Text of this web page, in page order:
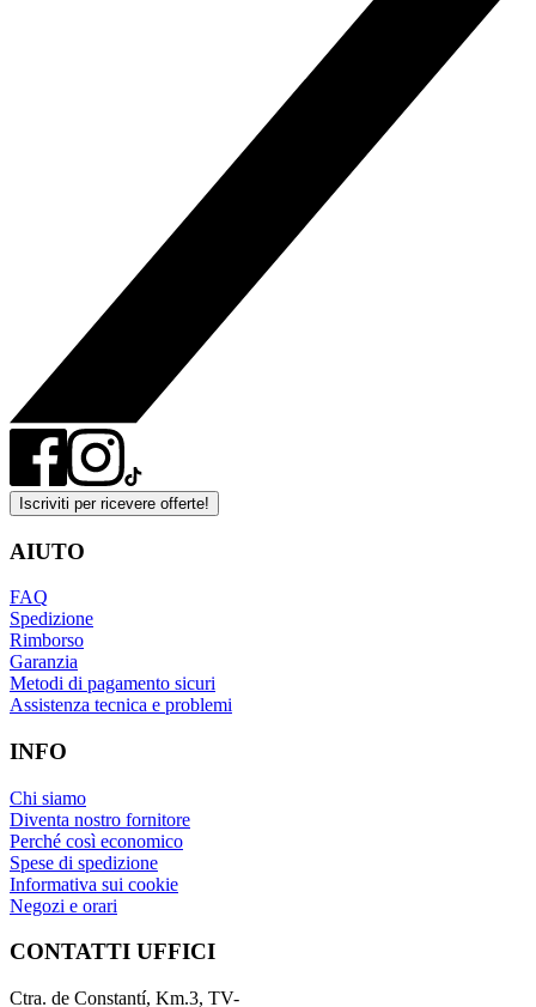
Iscriviti per ricevere offerte!
AIUTO
FAQ
Spedizione
Rimborso
Garanzia
Metodi di pagamento sicuri
Assistenza tecnica e problemi
INFO
Chi siamo
Diventa nostro fornitore
Perché così economico
Spese di spedizione
Informativa sui cookie
Negozi e orari
CONTATTI UFFICI
Ctra. de Constantí, Km.3, TV-